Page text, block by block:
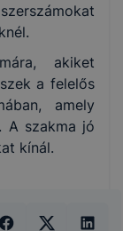
akiket
a felelős
amely
A szakma jó
kínál.